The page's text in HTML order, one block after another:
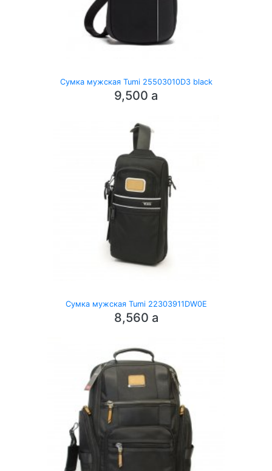
Сумка мужская Tumi 25503010D3 black
9,500 a
Сумка мужская Tumi 22303911DW0E
8,560 a